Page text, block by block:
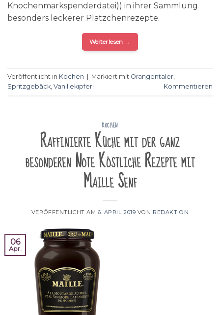
Knochenmarkspenderdatei)) in ihrer Sammlung
besonders leckerer Plätzchenrezepte.
Weiterlesen →
Veröffentlicht in Kochen Markiert mit Orangentaler,
Spritzgebäck, Vanillekipferl Kommentieren
KOCHEN
Raffinierte Küche mit der ganz
besonderen Note Köstliche Rezepte mit
Maille Senf
VERÖFFENTLICHT AM 6. APRIL 2019 VON REDAKTION
06
Apr.